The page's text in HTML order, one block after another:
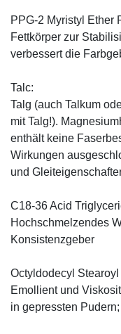
PPG-2 Myristyl Ether
Fettkörper zur
verbessert die
Talc:
Talg (auch Talkum
mit Talg!).
enthält keine
Wirkungen
und
C18-36 Acid
Hochschmelzendes
Konsistenzgeber
Octyldodecyl Stearoyl
Emollient und
in gepressten